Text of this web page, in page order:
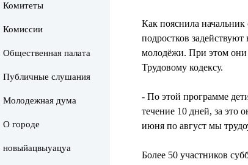
Комитеты
Комиссии
Общественная палата
Публичные слушания
Молодежная дума
О городе
новыйацвыуацуа
Как пояснила
подростков
молодёжи. При этом они
Трудовому кодексу.
- По этой программе
течение 10 дней, за это
июня по август мы
Более 50 участников